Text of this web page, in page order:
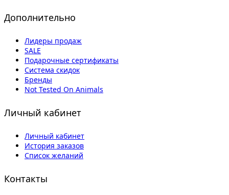
Дополнительно
Лидеры продаж
SALE
Подарочные сертификаты
Система скидок
Бренды
Not Tested On Animals
Личный кабинет
Личный кабинет
История заказов
Список желаний
Контакты